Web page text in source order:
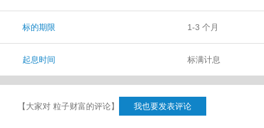
标的期限 1-3 个月
起息时间 标满计息
【大家对 粒子财富的评论】 我也要发表评论